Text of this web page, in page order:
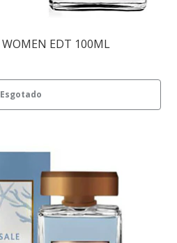
EDT 100ML
Esgotado